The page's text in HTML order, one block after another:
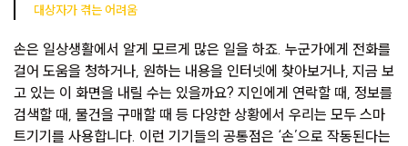
대상자가 겪는 어려움
손은 일상생활에서 알게 모르게 많은 일을 하죠. 누군가에게 전화를
걸어 도움을 청하거나, 원하는 내용을 인터넷에 찾아보거나, 지금 보
고 있는 이 화면을 내릴 수는 있을까요? 지인에게 연락할 때, 정보를
검색할 때, 물건을 구매할 때 등 다양한 상황에서 우리는 모두 스마
트기기를 사용합니다. 이런 기기들의 공통점은 ‘손’으로 작동된다는